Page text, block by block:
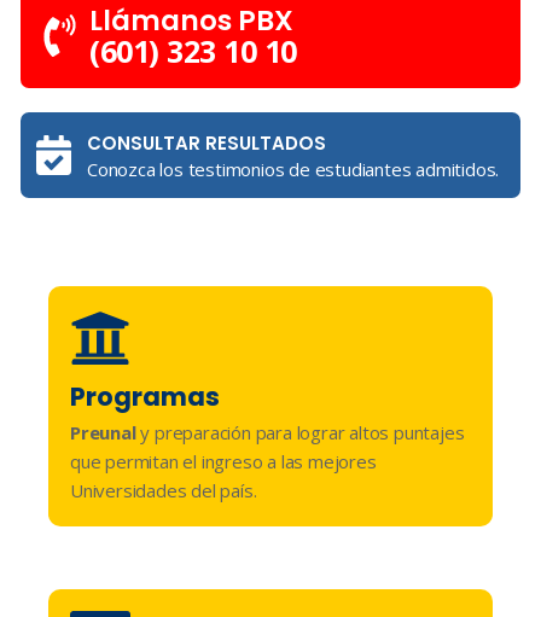
Llámanos PBX
(601) 323 10 10
CONSULTAR RESULTADOS
Conozca los testimonios de estudiantes admitidos.
Programas
Preunaly preparación para lograr altos puntajes
que permitan el ingreso a las mejores
Universidades del país.